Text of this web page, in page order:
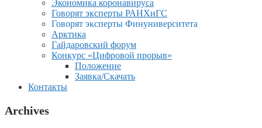
Экономика коронавируса
Говорят эксперты РАНХиГС
Говорят эксперты Финуниверситета
Арктика
Гайдаровский форум
Конкурс «Цифровой прорыв»
Положение
Заявка/Скачать
Контакты
Archives